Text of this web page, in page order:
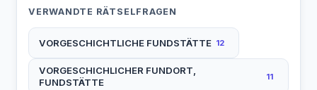
VERWANDTE RÄTSELFRAGEN
VORGESCHICHTLICHE FUNDSTÄTTE 12
VORGESCHICHLICHER FUNDORT,
FUNDSTÄTTE
11